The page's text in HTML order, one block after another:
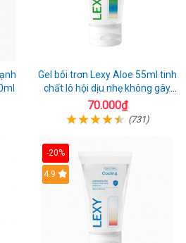
Gel bôi trơn Lexy Aloe 55ml tinh
chất lô hội dịu nhẹ không gây
kích ứng
70.000₫
(731)
-20%
Hot
4.9